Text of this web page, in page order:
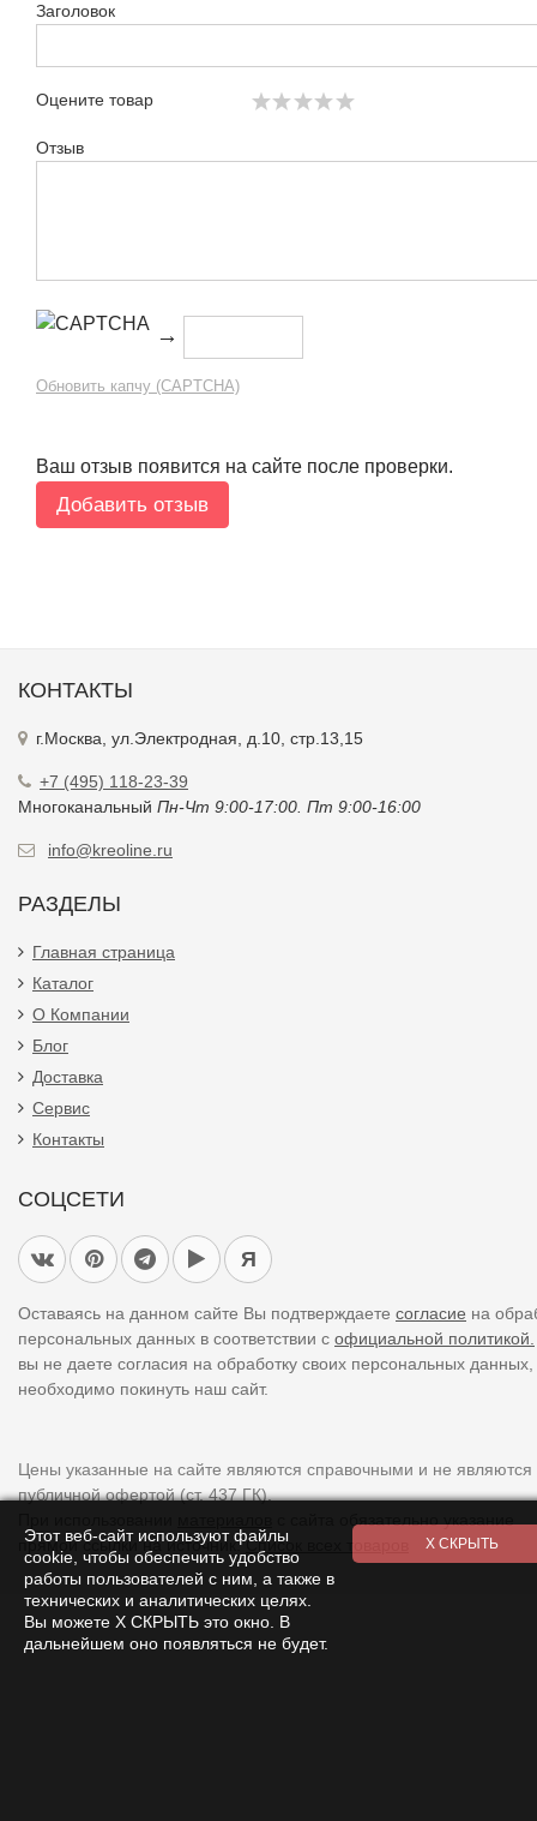
Заголовок
Оцените товар
Отзыв
→
Обновить капчу (CAPTCHA)
Ваш отзыв появится на сайте после проверки.
КОНТАКТЫ
г.Москва, ул.Электродная, д.10, стр.13,15
+7 (495) 118-23-39
Многоканальный Пн-Чт 9:00-17:00. Пт 9:00-16:00
info@kreoline.ru
РАЗДЕЛЫ
Главная страница
Каталог
О Компании
Блог
Доставка
Сервис
Контакты
СОЦСЕТИ
Я
Оставаясь на данном сайте Вы подтверждаете согласие на
персональных данных в соответствии с официальной политикой.
вы не даете согласия на обработку своих персональных
необходимо покинуть наш сайт.
Цены указанные на сайте являются справочными и не являются
публичной офертой (ст. 437 ГК).
прямой ссылки на источник.Список всех товаров
Этот веб-сайт используют файлы
cookie, чтобы обеспечить удобство
работы пользователей с ним, а также в
технических и аналитических целях.
Вы можете Х СКРЫТЬ это окно. В
дальнейшем оно появляться не будет.